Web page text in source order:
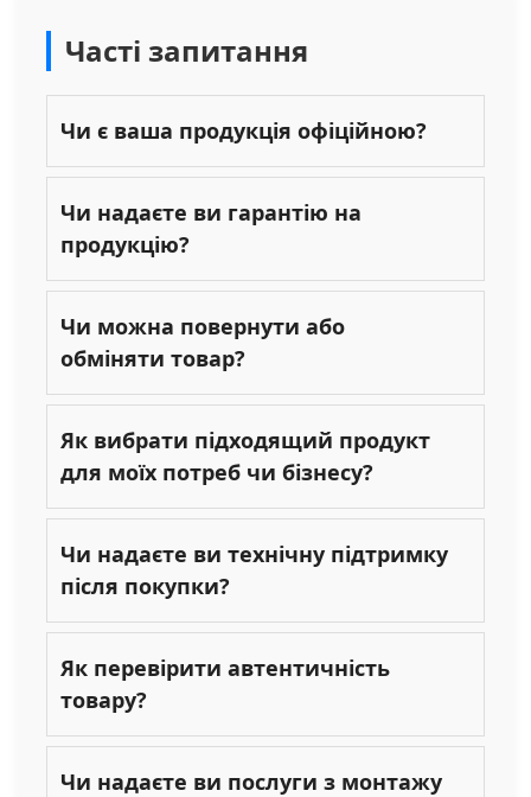
Часті запитання
Чи є ваша продукція офіційною?
Чи надаєте ви гарантію на
продукцію?
Чи можна повернути або
обміняти товар?
Як вибрати підходящий продукт
для моїх потреб чи бізнесу?
Чи надаєте ви технічну підтримку
після покупки?
Як перевірити автентичність
товару?
Чи надаєте ви послуги з монтажу